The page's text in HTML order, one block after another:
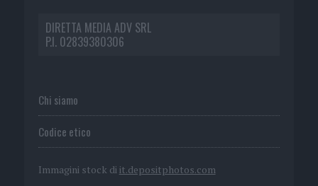
DIRETTA MEDIA ADV SRL
P.I. 02839380306
Chi siamo
Codice etico
Immagini stock di it.depositphotos.com